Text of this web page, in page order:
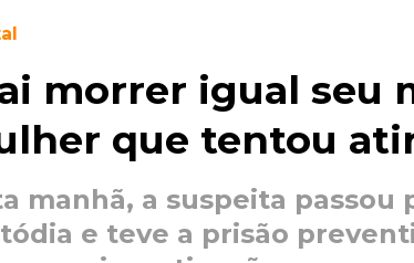
morrer igual seu
que tentou
manhã, a suspeita passou
e teve a prisão